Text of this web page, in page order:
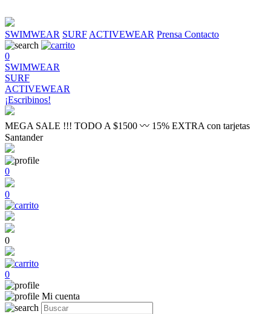
SWIMWEAR SURF ACTIVEWEAR Prensa Contacto
0
SWIMWEAR
SURF
ACTIVEWEAR
¡Escribinos!
MEGA SALE !!! TODO A $1500 〰 15% EXTRA con tarjetas
Santander
0
0
0
0
Mi cuenta